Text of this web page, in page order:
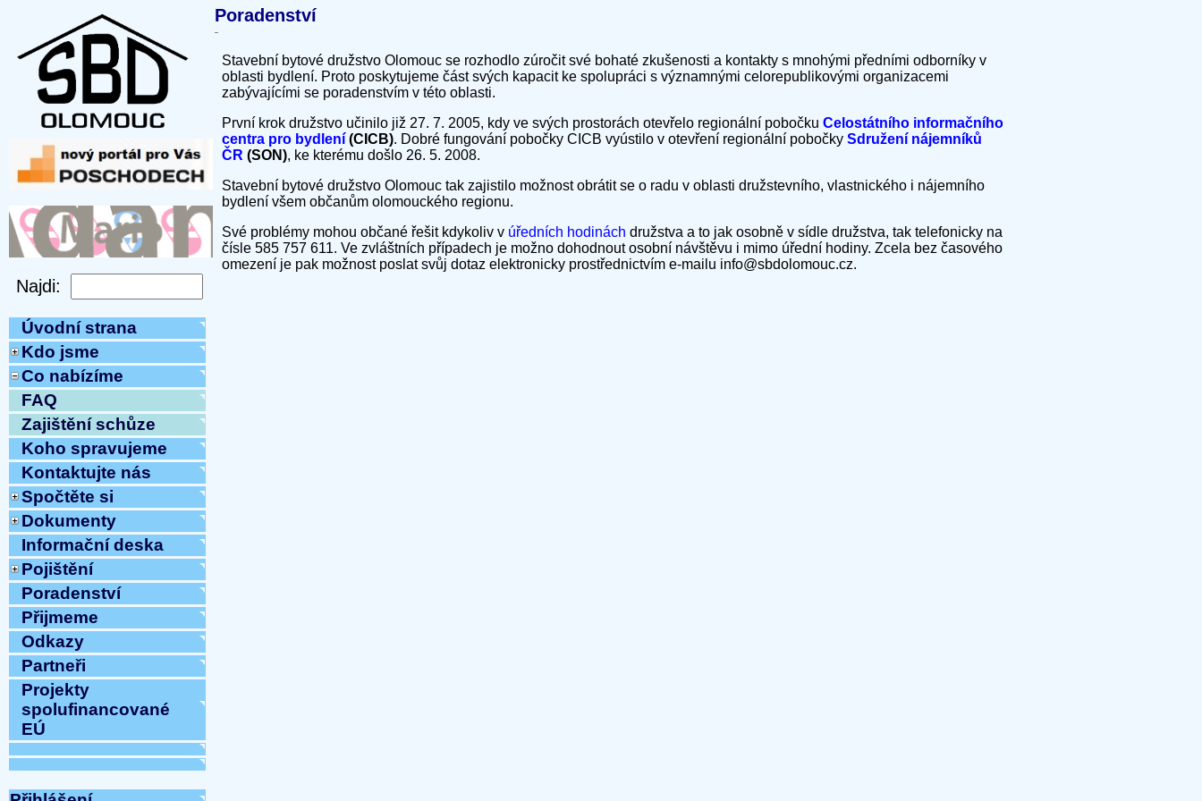
Úvodní strana
Kdo jsme
Co nabízíme
FAQ
Zajištění schůze
Koho spravujeme
Kontaktujte nás
Spočtěte si
Dokumenty
Informační deska
Pojištění
Poradenství
Přijmeme
Odkazy
Partneři
Projekty
spolufinancované
EÚ
Poradenství
Stavební bytové družstvo Olomouc se rozhodlo zúročit své bohaté zkušenosti a kontakty s mnohými předními odborníky v
oblasti bydlení. Proto poskytujeme část svých kapacit ke spolupráci s významnými celorepublikovými organizacemi
zabývajícími se poradenstvím v této oblasti.
První krok družstvo učinilo již 27. 7. 2005, kdy ve svých prostorách otevřelo regionální pobočku Celostátního informačního
centra pro bydlení (CICB). Dobré fungování pobočky CICB vyústilo v otevření regionální pobočky Sdružení nájemníků
ČR (SON), ke kterému došlo 26. 5. 2008.
Stavební bytové družstvo Olomouc tak zajistilo možnost obrátit se o radu v oblasti družstevního, vlastnického i nájemního
bydlení všem občanům olomouckého regionu.
Své problémy mohou občané řešit kdykoliv v úředních hodinách družstva a to jak osobně v sídle družstva, tak telefonicky na
čísle 585 757 611. Ve zvláštních případech je možno dohodnout osobní návštěvu i mimo úřední hodiny. Zcela bez časového
omezení je pak možnost poslat svůj dotaz elektronicky prostřednictvím e-mailu info@sbdolomouc.cz.